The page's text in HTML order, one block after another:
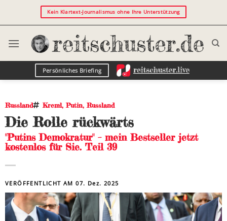
Kein Klartext-Journalismus ohne Ihre Unterstützung
Persönliches Briefing
Russland Kreml,Putin, Russland
Die Rolle rückwärts
"Putins Demokratur" – mein Bestseller jetzt
kostenlos für Sie. Teil 39
VERÖFFENTLICHT AM07. Dez. 2025